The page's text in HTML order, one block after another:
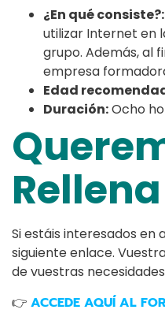
¿En qué consiste?:
utilizar Internet en
grupo. Además, al
empresa
Edad
Duración:Ocho
Si estáis interesados en
siguiente enlace.
de vuestras
👉 ACCEDE AQUÍ AL